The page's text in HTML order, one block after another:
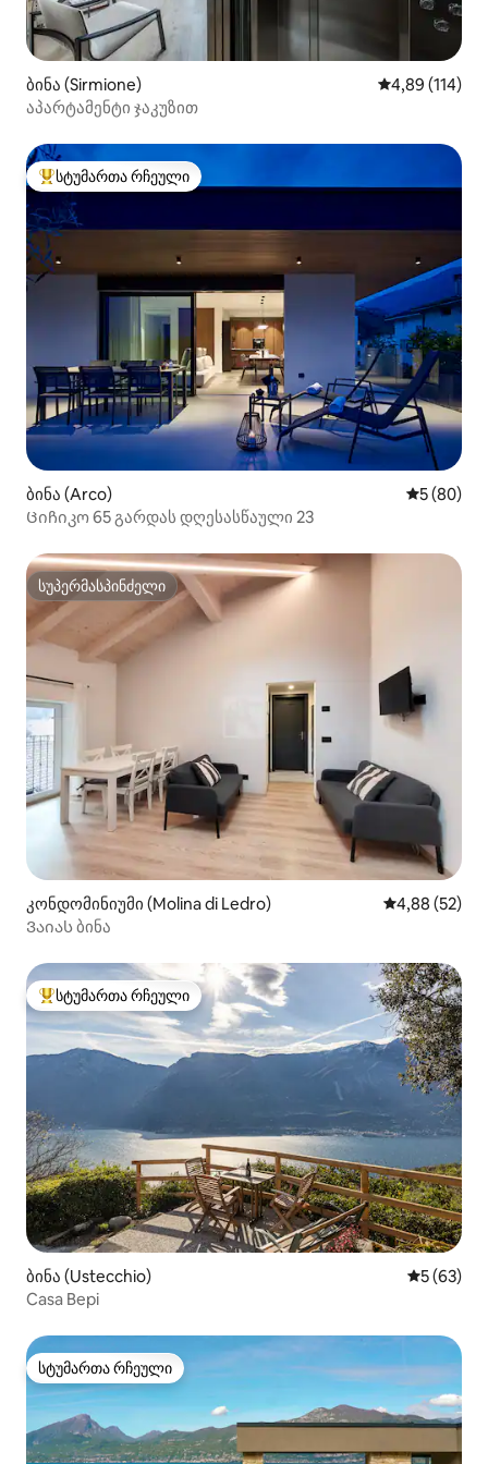
ბინა (Sirmione) საშუალო
4,89 (114)
აპარტამენტი ჯაკუზით
სტუმართა რჩეული მოწინავე ვარიანტი
სტუმართა რჩეული
ბინა (Arco) საშუალო
5 (80)
Ციჩიკო 65 გარდას დღესასწაული 23
სუპერმასპინძელი
სუპერმასპინძელი
კონდომინიუმი (Molina di Ledro) საშუალო
4,88 (52)
Ვაიას ბინა
სტუმართა რჩეული მოწინავე ვარიანტი
სტუმართა რჩეული
ბინა (Ustecchio) საშუალო
5 (63)
Casa Bepi
სტუმართა რჩეული
სტუმართა რჩეული